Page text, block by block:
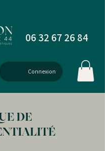
06 32 67 26 84
Connexion
DE